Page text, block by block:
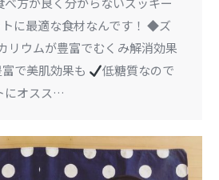
に最適な食材なんです！ ◆ズ
リウムが豊富でむくみ解消効果
で美肌効果も
低糖質なので
にオスス…